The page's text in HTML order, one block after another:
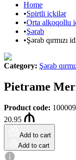
Home
•Spirtli içkilər
•Orta alkoqollu
•Şərab
•Şərab qırmızı
Category: Şərab
Pietrame
Product code:
20.95
Add to cart
Add to cart